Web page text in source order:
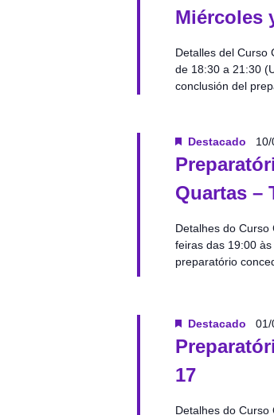
Eventos
Miércoles
Detalles del Curso
de 18:30 a 21:30
conclusión del
Quartas –
Destacado
Detalhes do
feiras das 19:00
preparatório
17
Destacado 01/
Detalhes do Curso